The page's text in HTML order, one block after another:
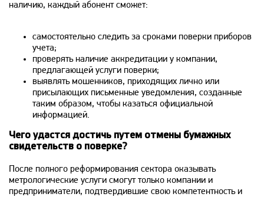
наличию, каждый абонент сможет:
самостоятельно следить за сроками поверки приборов
учета;
проверять наличие аккредитации у компании,
предлагающей услуги поверки;
выявлять мошенников, приходящих лично или
присылающих письменные уведомления, созданные
таким образом, чтобы казаться официальной
информацией.
Чего удастся достичь путем отмены бумажных
свидетельств о поверке?
После полного реформирования сектора оказывать
метрологические услуги смогут только компании и
предприниматели, подтвердившие свою компетентность и